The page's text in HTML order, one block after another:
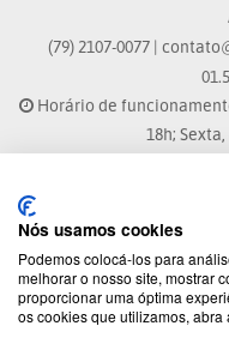
(79) 2107-0077 |
Horário de
18h;
Site
®
© 2026 -
Nós usamos cookies
Podemos colocá-los para
melhorar o nosso site, mostrar
proporcionar uma óptima
os cookies que utilizamos, abra